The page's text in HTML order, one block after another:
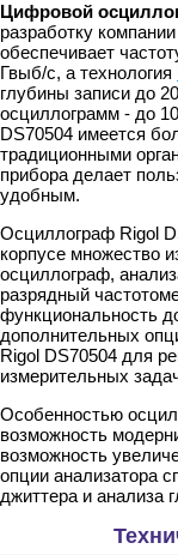
Цифровой
разработку
обеспечивает
Гвыб/с, а технология
глубины записи до
осциллограмм - до
DS70504 имеется
традиционными
прибора делает
удобным.
Осциллограф Rigol
корпусе множество
осциллограф,
разрядный
функциональность
дополнительных
Rigol DS70504 для
измерительных
Особенностью
возможность
возможность
опции анализатора
джиттера и анализа